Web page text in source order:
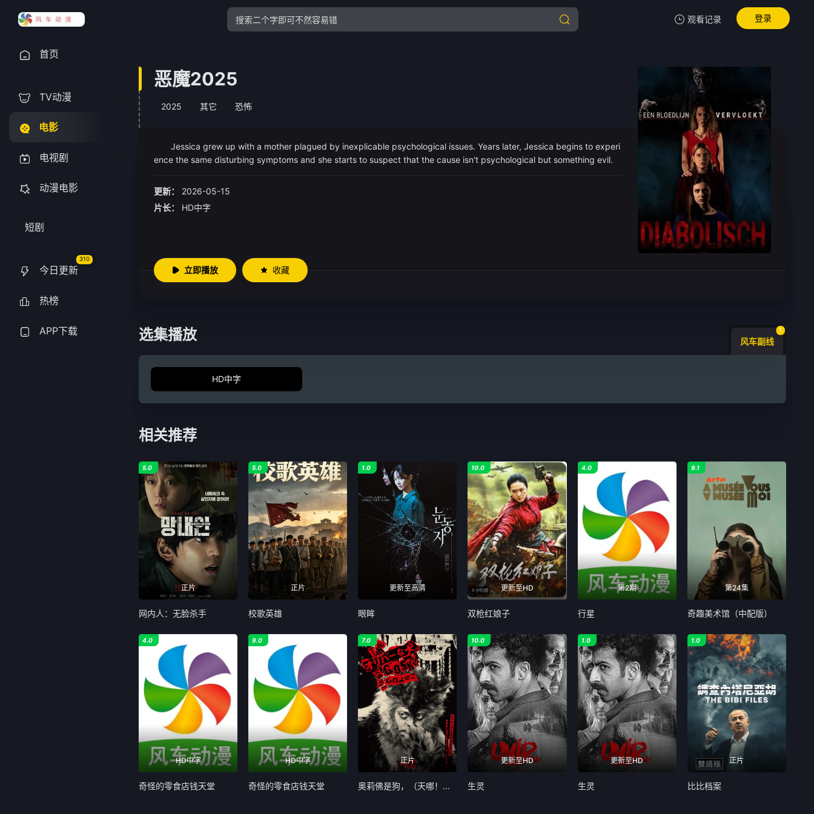
观看记录
暂无观看影片的记录
登录
首页
TV动漫
电影
电视剧
动漫电影
短剧
今日更新
310
热榜
APP下载
恶魔2025
2025 其它 恐怖
Jessica grew up with a mother plagued by inexplicable psychological issues. Years later, Jessica begins to experi
ence the same disturbing symptoms and she starts to suspect that the cause isn't psychological but something evil.
更新：
2026-05-15
片长：
HD中字
立即播放 收藏
选集播放 风车副线
1
HD中字
相关推荐
正片
5.0
网内人：无脸杀手
正片
5.0
校歌英雄
更新至高清
1.0
眼眸
更新至HD
10.0
双枪红娘子
第2期
4.0
行星
第24集
9.1
奇趣美术馆（中配版）
HD中字
4.0
奇怪的零食店钱天堂
HD中字
9.0
奇怪的零食店钱天堂
正片
7.0
奥莉佛是狗，（天哪！！）这家伙 电影版
更新至HD
10.0
生灵
更新至HD
1.0
生灵
正片
1.0
比比档案